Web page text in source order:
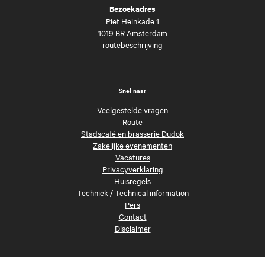
Bezoekadres
Piet Heinkade 1
1019 BR Amsterdam
routebeschrijving
Snel naar
Veelgestelde vragen
Route
Stadscafé en brasserie Dudok
Zakelijke evenementen
Vacatures
Privacyverklaring
Huisregels
Techniek/Technical information
Pers
Contact
Disclaimer